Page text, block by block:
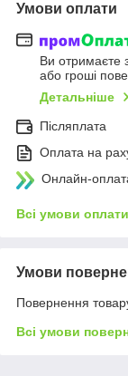
Умови оплати
Ви отримаєте
або гроші
Детальніше
Післяплата
Оплата на
Онлайн-
Всі умови оплати
Умови
Повернення
Всі умови